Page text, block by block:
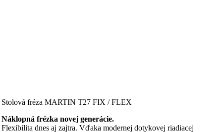
Stolová fréza MARTIN T27 FIX / FLEX
Náklopná frézka novej generácie.
Flexibilita dnes aj zajtra. Vďaka modernej dotykovej riadiacej